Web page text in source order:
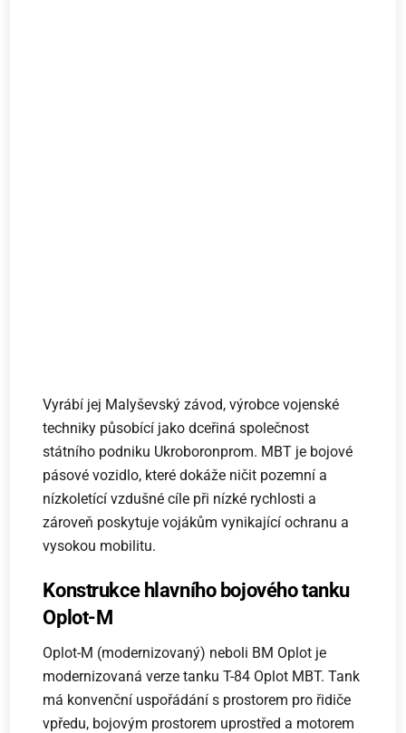
Vyrábí jej Malyševský závod, výrobce vojenské
techniky působící jako dceřiná společnost
státního podniku Ukroboronprom. MBT je bojové
pásové vozidlo, které dokáže ničit pozemní a
nízkoletící vzdušné cíle při nízké rychlosti a
zároveň poskytuje vojákům vynikající ochranu a
vysokou mobilitu.
Konstrukce hlavního bojového tanku
Oplot-M
Oplot-M (modernizovaný) neboli BM Oplot je
modernizovaná verze tanku T-84 Oplot MBT. Tank
má konvenční uspořádání s prostorem pro řidiče
vpředu, bojovým prostorem uprostřed a motorem